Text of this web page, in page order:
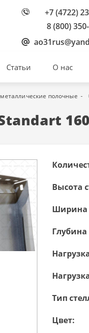
+7 (4722)
8 (800)
Статьи О нас
полочные
Высота
Ширина
Тип
Цвет: